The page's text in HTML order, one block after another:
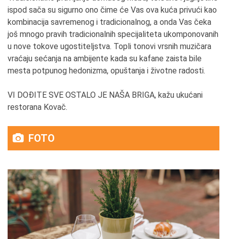
ispod sača su sigurno ono čime će Vas ova kuća privući kao
kombinacija savremenog i tradicionalnog, a onda Vas čeka
još mnogo pravih tradicionalnih specijaliteta ukomponovanih
u nove tokove ugostiteljstva. Topli tonovi vrsnih muzičara
vraćaju sećanja na ambijente kada su kafane zaista bile
mesta potpunog hedonizma, opuštanja i životne radosti.
VI DOĐITE SVE OSTALO JE NAŠA BRIGA, kažu ukućani
restorana Kovač.
FOTO